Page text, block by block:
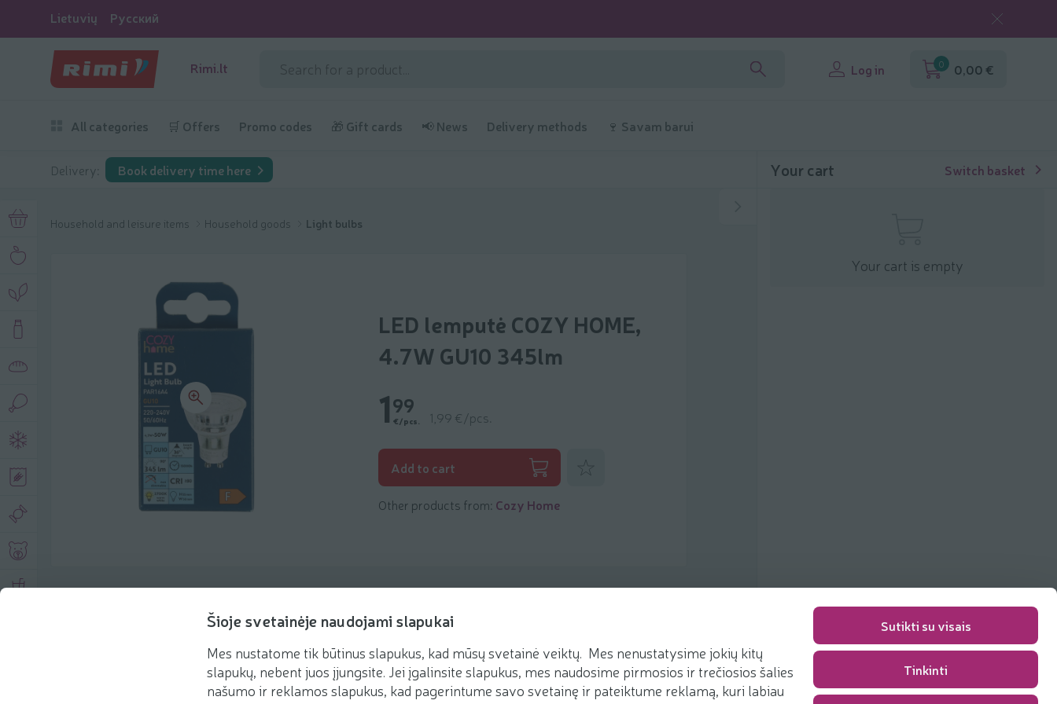
Šioje svetainėje naudojami slapukai
Mes nustatome tik būtinus slapukus, kad mūsų svetainė veiktų. Mes nenustatysime jokių kitų
slapukų, nebent juos įjungsite. Jei įgalinsite slapukus, mes naudosime pirmosios ir trečiosios šalies
našumo ir reklamos slapukus, kad pagerintume savo svetainę ir pateiktume reklamą, kuri labiau
Sutikti su visais
Tinkinti
Lietuvių Русский
Rimi.lt Log in 0 0,00 €
All categories 🛒 Offers Promo codes 🎁 Gift cards 📢 News Delivery methods 🍷 Savam barui
Delivery: Book delivery time here
Household and leisure items Household goods Light bulbs
LED lemputė COZY HOME,
4.7W GU10 345lm
199
€/pcs. 1,99 €/pcs.
Add to cart
Other products from: Cozy Home
Product description
Recommendations
Your cart Switch basket
Your cart is empty
Packaging fee 0,00 €